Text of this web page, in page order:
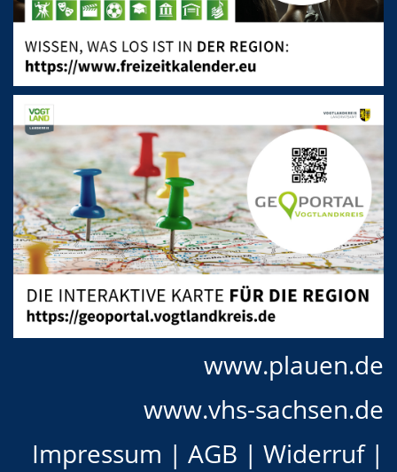
www.plauen.de
www.vhs-sachsen.de
Impressum | AGB | Widerruf|